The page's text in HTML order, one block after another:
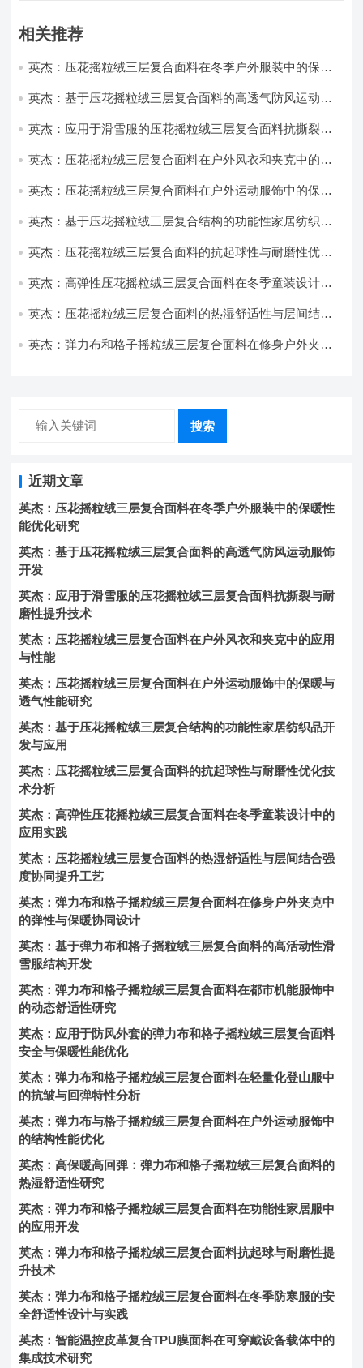
相关推荐
英杰：压花摇粒绒三层复合面料在冬季户外服装中的保暖
英杰：基于压花摇粒绒三层复合面料的高透气防风运动服
英杰：应用于滑雪服的压花摇粒绒三层复合面料抗撕裂与
英杰：压花摇粒绒三层复合面料在户外风衣和夹克中的应
英杰：压花摇粒绒三层复合面料在户外运动服饰中的保暖
英杰：基于压花摇粒绒三层复合结构的功能性家居纺织品
英杰：压花摇粒绒三层复合面料的抗起球性与耐磨性优化
英杰：高弹性压花摇粒绒三层复合面料在冬季童装设计中
英杰：压花摇粒绒三层复合面料的热湿舒适性与层间结合
英杰：弹力布和格子摇粒绒三层复合面料在修身户外夹克
搜索
近期文章
英杰：压花摇粒绒三层复合面料在冬季户外服装中的保暖性
能优化研究
英杰：基于压花摇粒绒三层复合面料的高透气防风运动服饰
开发
英杰：应用于滑雪服的压花摇粒绒三层复合面料抗撕裂与耐
磨性提升技术
英杰：压花摇粒绒三层复合面料在户外风衣和夹克中的应用
与性能
英杰：压花摇粒绒三层复合面料在户外运动服饰中的保暖与
透气性能研究
英杰：基于压花摇粒绒三层复合结构的功能性家居纺织品开
发与应用
英杰：压花摇粒绒三层复合面料的抗起球性与耐磨性优化技
术分析
英杰：高弹性压花摇粒绒三层复合面料在冬季童装设计中的
应用实践
英杰：压花摇粒绒三层复合面料的热湿舒适性与层间结合强
度协同提升工艺
英杰：弹力布和格子摇粒绒三层复合面料在修身户外夹克中
的弹性与保暖协同设计
英杰：基于弹力布和格子摇粒绒三层复合面料的高活动性滑
雪服结构开发
英杰：弹力布和格子摇粒绒三层复合面料在都市机能服饰中
的动态舒适性研究
英杰：应用于防风外套的弹力布和格子摇粒绒三层复合面料
安全与保暖性能优化
英杰：弹力布和格子摇粒绒三层复合面料在轻量化登山服中
的抗皱与回弹特性分析
英杰：弹力布与格子摇粒绒三层复合面料在户外运动服饰中
的结构性能优化
英杰：高保暖高回弹：弹力布和格子摇粒绒三层复合面料的
热湿舒适性研究
英杰：弹力布和格子摇粒绒三层复合面料在功能性家居服中
的应用开发
英杰：弹力布和格子摇粒绒三层复合面料抗起球与耐磨性提
升技术
英杰：弹力布和格子摇粒绒三层复合面料在冬季防寒服的安
全舒适性设计与实践
英杰：智能温控皮革复合TPU膜面料在可穿戴设备载体中的
集成技术研究